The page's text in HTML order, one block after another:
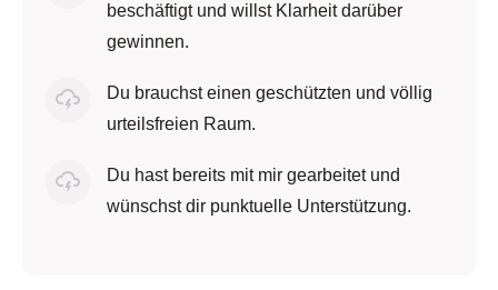
beschäftigt und willst Klarheit darüber
gewinnen.
Du brauchst einen geschützten und völlig
urteilsfreien Raum.
Du hast bereits mit mir gearbeitet und
wünschst dir punktuelle Unterstützung.